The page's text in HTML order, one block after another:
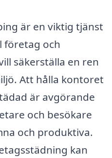
är en viktig tjänst
företag och
säkerställa en ren
Att hålla kontoret
är avgörande
och besökare
och produktiva.
kan